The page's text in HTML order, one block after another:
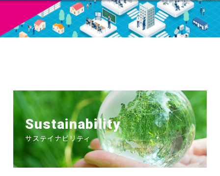
Sustainability
サステイナビリティ